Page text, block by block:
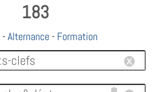
183
-Alternance - Formation